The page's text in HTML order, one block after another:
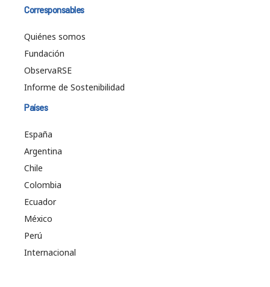
Corresponsables
Quiénes somos
Fundación
ObservaRSE
Informe de Sostenibilidad
Países
España
Argentina
Chile
Colombia
Ecuador
México
Perú
Internacional